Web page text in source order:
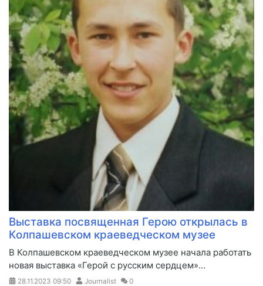
Выставка посвященная Герою открылась в
Колпашевском краеведческом музее
​В Колпашевском краеведческом музее начала работать
новая выставка «Герой с русским сердцем»...
28.11.2023 09:50 Journalist 0